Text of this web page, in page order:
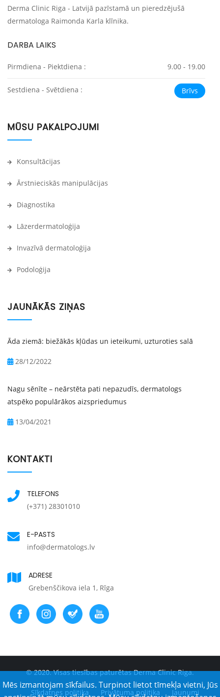
Derma Clinic Riga - Latvijā pazīstamā un pieredzējušā
dermatologa Raimonda Karla klīnika.
DARBA LAIKS
Pirmdiena - Piektdiena : 9.00 - 19.00
Sestdiena - Svētdiena : Brīvs
MŪSU PAKALPOJUMI
Konsultācijas
Ārstnieciskās manipulācijas
Diagnostika
Lāzerdermatoloģija
Invazīvā dermatoloģija
Podoloģija
JAUNĀKĀS ZIŅAS
Āda ziemā: biežākās kļūdas un ieteikumi, uzturoties salā
28/12/2022
Nagu sēnīte – neārstēta pati nepazudīs, dermatologs
atspēko populārākos aizspriedumus
13/04/2021
KONTAKTI
TELEFONS
(+371) 28301010
E-PASTS
info@dermatologs.lv
ADRESE
Grebenščikova iela 1, Rīga
© 2020. Visas tiesības paturētas Derma Clinic Riga.
Sīkdatnes politika Privātuma politika Jaunumi
Mēs izmantojam sīkfailus. Turpinot lietot tīmekļa vietni, Jūs